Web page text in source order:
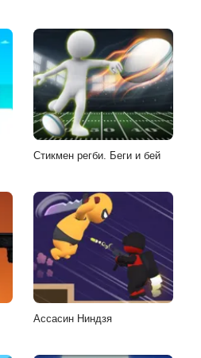
Стикмен регби. Беги и бей
Ассасин Ниндзя